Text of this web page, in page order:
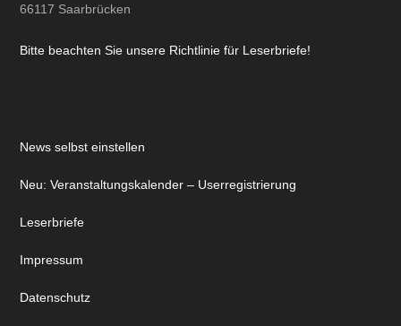
66117 Saarbrücken
Bitte beachten Sie unsere Richtlinie für Leserbriefe!
News selbst einstellen
Neu: Veranstaltungskalender – Userregistrierung
Leserbriefe
Impressum
Datenschutz